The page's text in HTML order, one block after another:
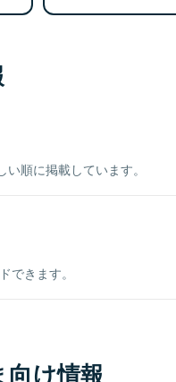
順に掲載しています。
できます。
け情報